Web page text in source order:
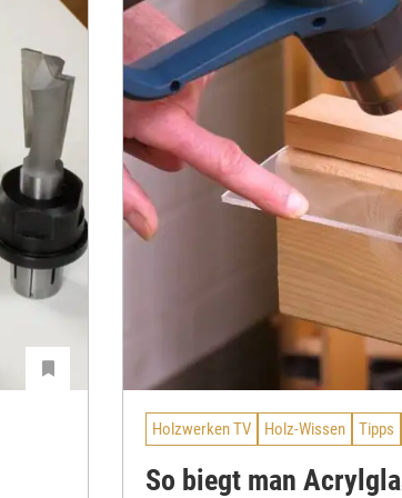
Holzwerken TV Holz-Wissen Tipps
So biegt man